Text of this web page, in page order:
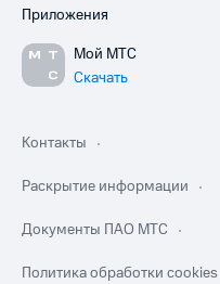
Приложения
Мой МТС
Скачать
Контакты
Раскрытие информации
Документы ПАО МТС
Политика обработки cookies